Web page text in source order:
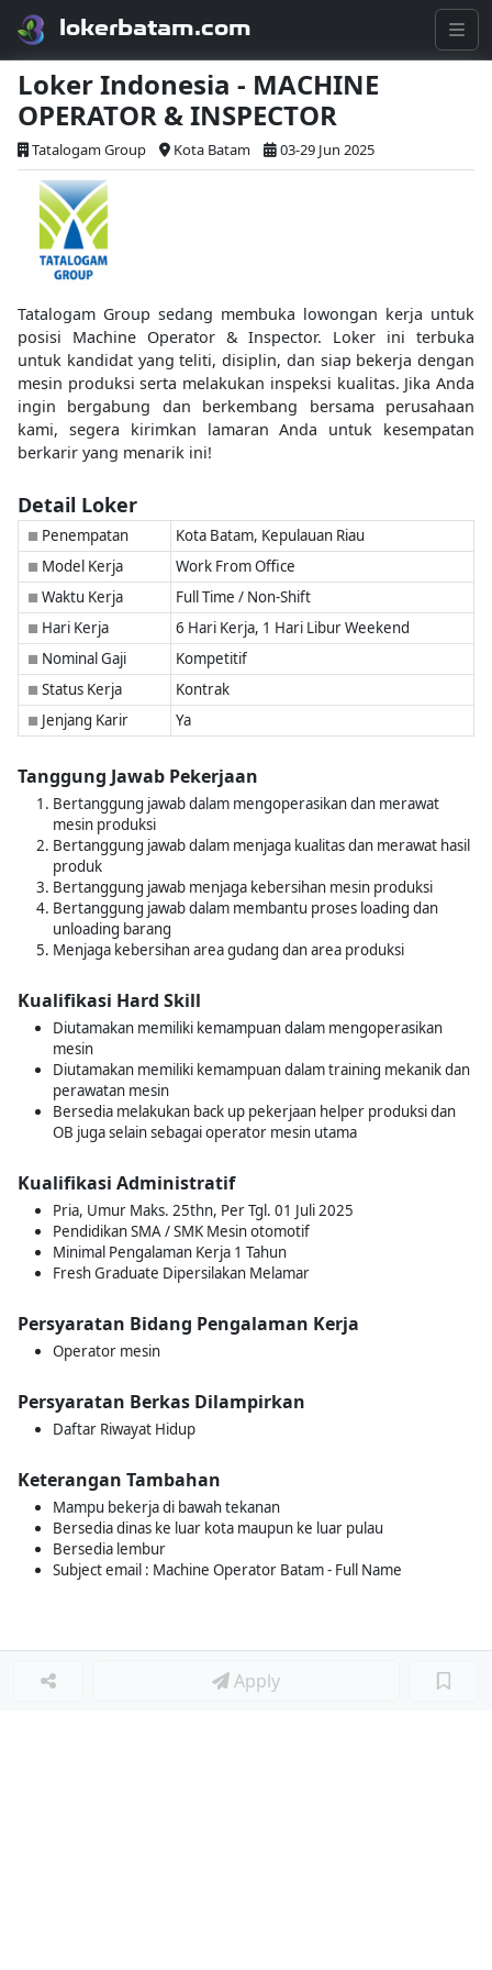
lokerbatam.com
Loker Indonesia - MACHINE
OPERATOR & INSPECTOR
Tatalogam Group Kota Batam 03-29 Jun 2025
Tatalogam Group sedang membuka lowongan kerja untuk
posisi Machine Operator & Inspector. Loker ini terbuka
untuk kandidat yang teliti, disiplin, dan siap bekerja dengan
mesin produksi serta melakukan inspeksi kualitas. Jika Anda
ingin bergabung dan berkembang bersama perusahaan
kami, segera kirimkan lamaran Anda untuk kesempatan
berkarir yang menarik ini!
Detail Loker
■ Penempatan Kota Batam, Kepulauan Riau
■ Model Kerja Work From Office
■ Waktu Kerja Full Time / Non-Shift
■ Hari Kerja 6 Hari Kerja, 1 Hari Libur Weekend
■ Nominal Gaji Kompetitif
■ Status Kerja Kontrak
■ Jenjang Karir Ya
Tanggung Jawab Pekerjaan
Bertanggung jawab dalam mengoperasikan dan merawat
mesin produksi
Bertanggung jawab dalam menjaga kualitas dan merawat hasil
produk
Bertanggung jawab menjaga kebersihan mesin produksi
Bertanggung jawab dalam membantu proses loading dan
unloading barang
Menjaga kebersihan area gudang dan area produksi
Kualifikasi Hard Skill
Diutamakan memiliki kemampuan dalam mengoperasikan
mesin
Diutamakan memiliki kemampuan dalam training mekanik dan
perawatan mesin
Bersedia melakukan back up pekerjaan helper produksi dan
OB juga selain sebagai operator mesin utama
Kualifikasi Administratif
Pria, Umur Maks. 25thn, Per Tgl. 01 Juli 2025
Pendidikan SMA / SMK Mesin otomotif
Minimal Pengalaman Kerja 1 Tahun
Fresh Graduate Dipersilakan Melamar
Persyaratan Bidang Pengalaman Kerja
Operator mesin
Persyaratan Berkas Dilampirkan
Daftar Riwayat Hidup
Keterangan Tambahan
Mampu bekerja di bawah tekanan
Bersedia dinas ke luar kota maupun ke luar pulau
Bersedia lembur
Subject email : Machine Operator Batam - Full Name
Apply